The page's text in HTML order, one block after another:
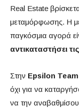
Real Estate
μεταμόρφωσης. Η
παγκόσμια αγορά
αντικαταστήσει
Στην Epsilon Team
όχι για να
να την